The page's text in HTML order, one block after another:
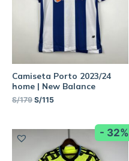
Camiseta Porto 2023/24
home | New Balance
S/179 S/115
- 32%